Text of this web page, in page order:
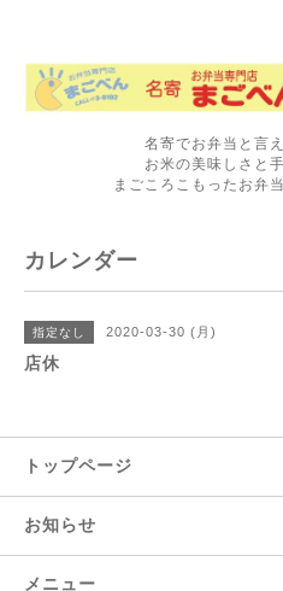
名寄でお弁当と言
お米の美味しさと
まごころこもったお弁
カレンダー
指定なし 2020-03-30 (月)
店休
トップページ
お知らせ
メニュー